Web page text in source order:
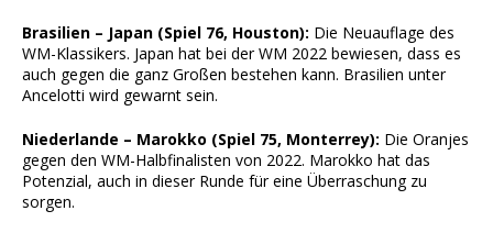
Brasilien – Japan (Spiel 76, Houston): Die Neuauflage des
WM-Klassikers. Japan hat bei der WM 2022 bewiesen, dass es
auch gegen die ganz Großen bestehen kann. Brasilien unter
Ancelotti wird gewarnt sein.
Niederlande – Marokko (Spiel 75, Monterrey): Die Oranjes
gegen den WM-Halbfinalisten von 2022. Marokko hat das
Potenzial, auch in dieser Runde für eine Überraschung zu
sorgen.